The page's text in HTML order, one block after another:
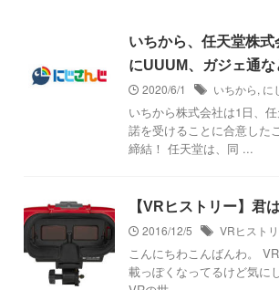
いちから、任天堂株
にUUUM、ガジェ通な
2020/6/1
いちから, に
いちから株式会社は1日、
諾を受けることに合意した
締結！ 任天堂は、同 ...
【VRヒストリー】君
2016/12/5
VRヒスト
こんにちわこんばんわ。
載っぽくなってるけど気に